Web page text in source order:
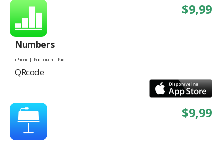
Numbers
iPhone | iPod touch | iPad
QRcode
$9,99
$9,99